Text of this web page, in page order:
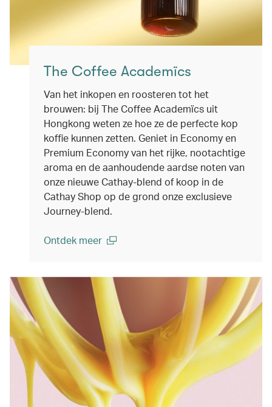
The Coffee Academïcs
Van het inkopen en roosteren tot het
brouwen: bij The Coffee Academïcs uit
Hongkong weten ze hoe ze de perfecte kop
koffie kunnen zetten. Geniet in Economy en
Premium Economy van het rijke, nootachtige
aroma en de aanhoudende aardse noten van
onze nieuwe Cathay-blend of koop in de
Cathay Shop op de grond onze exclusieve
Journey-blend.
Ontdek meer